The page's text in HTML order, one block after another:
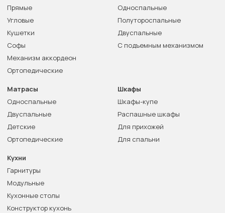
Прямые
Угловые
Кушетки
Софы
Механизм аккордеон
Ортопедические
Односпальные
Полутороспальные
Двуспальные
С подъемным механизмом
Матрасы
Односпальные
Двуспальные
Детские
Ортопедические
Шкафы
Шкафы-купе
Распашные шкафы
Для прихожей
Для спальни
Кухни
Гарнитуры
Модульные
Кухонные столы
Конструктор кухонь